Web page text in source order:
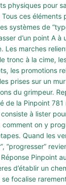
physiques pour
ces éléments
systèmes de
d’un point A à
Les marches
tronc à la cime,
les promotions
prises sur un
du grimpeur.
de la Pinpoint 781
à lister
comment on y
Quand les
“progresser”
Pinpoint
d’établir un
focalise